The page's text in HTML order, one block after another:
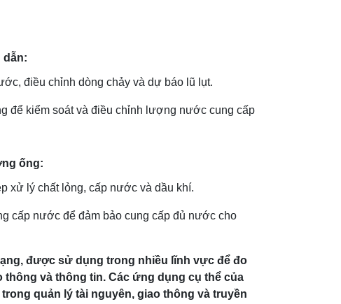
dẫn:
điều chỉnh dòng chảy và dự báo lũ lụt.
để kiểm soát và điều chỉnh lượng nước cung cấp
ống:
xử lý chất lỏng, cấp nước và dầu khí.
cấp nước để đảm bảo cung cấp đủ nước cho
được sử dụng trong nhiều lĩnh vực để đo
và thông tin. Các ứng dụng cụ thể của
quản lý tài nguyên, giao thông và truyền